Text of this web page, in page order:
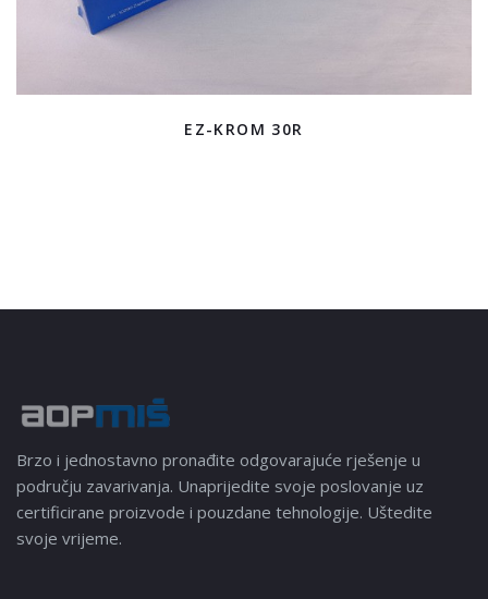
EZ-KROM 30R
Brzo i jednostavno pronađite odgovarajuće rješenje u
području zavarivanja. Unaprijedite svoje poslovanje uz
certificirane proizvode i pouzdane tehnologije. Uštedite
svoje vrijeme.